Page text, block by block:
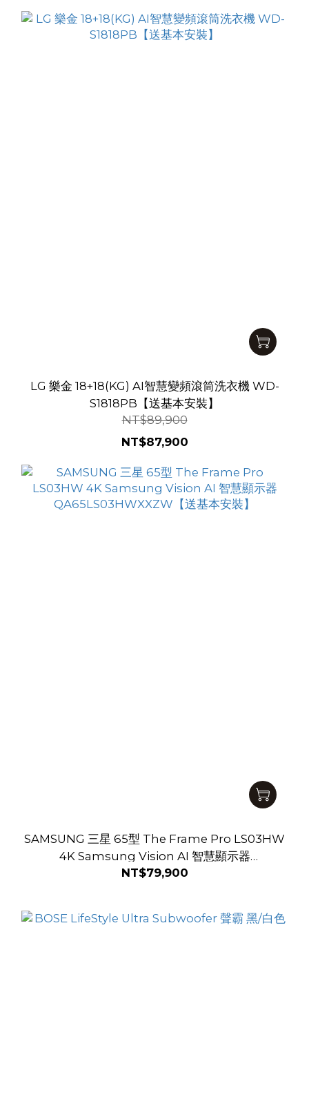
LG 樂金 18+18(KG) AI智慧變頻滾筒洗衣機 WD-
S1818PB【送基本安裝】
NT$89,900
NT$87,900
SAMSUNG 三星 65型 The Frame Pro LS03HW
4K Samsung Vision AI 智慧顯示器
QA65LS03HWXXZW【送基本安裝】
NT$79,900